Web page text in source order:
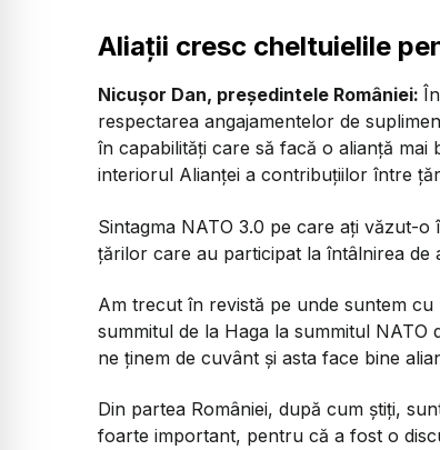
Aliații cresc cheltuielile
Nicușor Dan, președintele României:
respectarea angajamentelor de
în capabilități care să facă o alianță
interiorul Alianței a contribuțiilor între
Sintagma NATO 3.0 pe care ați văzut-
țărilor care au participat la întâlnirea de
Am trecut în revistă pe unde suntem
summitul de la Haga la summitul
ne ținem de cuvânt și asta face bine
Din partea României, după cum știți,
foarte important, pentru că a fost o